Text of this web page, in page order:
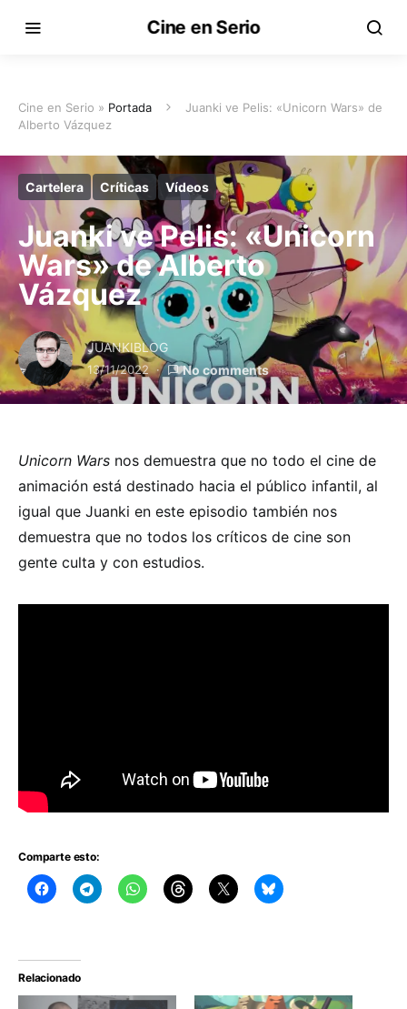
Cine en Serio
Cine en Serio » Portada
Juanki ve Pelis: «Unicorn Wars» de
Alberto Vázquez
Cartelera Críticas Vídeos
Juanki ve Pelis: «Unicorn
Wars» de Alberto
Vázquez
JUANKIBLOG
13/11/2022 No comments
Unicorn Wars nos demuestra que no todo el cine de
animación está destinado hacia el público infantil, al
igual que Juanki en este episodio también nos
demuestra que no todos los críticos de cine son
gente culta y con estudios.
Comparte esto:
Relacionado